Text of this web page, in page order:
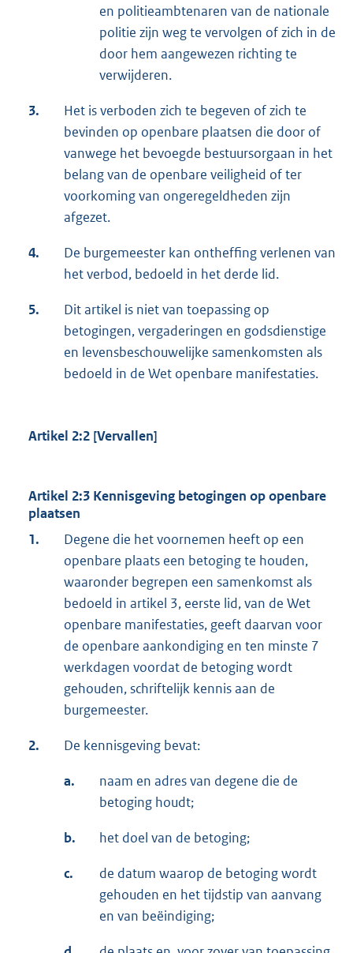
en politieambtenaren van de nationale
politie zijn weg te vervolgen of zich in de
door hem aangewezen richting te
verwijderen.
3.
Het is verboden zich te begeven of zich te
bevinden op openbare plaatsen die door of
vanwege het bevoegde bestuursorgaan in het
belang van de openbare veiligheid of ter
voorkoming van ongeregeldheden zijn
afgezet.
4.
De burgemeester kan ontheffing verlenen van
het verbod, bedoeld in het derde lid.
5.
Dit artikel is niet van toepassing op
betogingen, vergaderingen en godsdienstige
en levensbeschouwelijke samenkomsten als
bedoeld in de Wet openbare manifestaties.
Artikel 2:2 [Vervallen]
Artikel 2:3 Kennisgeving betogingen op openbare
plaatsen
1.
Degene die het voornemen heeft op een
openbare plaats een betoging te houden,
waaronder begrepen een samenkomst als
bedoeld in artikel 3, eerste lid, van de Wet
openbare manifestaties, geeft daarvan voor
de openbare aankondiging en ten minste 7
werkdagen voordat de betoging wordt
gehouden, schriftelijk kennis aan de
burgemeester.
2. De kennisgeving bevat:
a.
naam en adres van degene die de
betoging houdt;
b. het doel van de betoging;
c.
de datum waarop de betoging wordt
gehouden en het tijdstip van aanvang
en van beëindiging;